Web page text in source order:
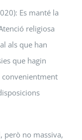
Es manté la
religiosa
als que han
que hagin
convenientment
però no massiva,